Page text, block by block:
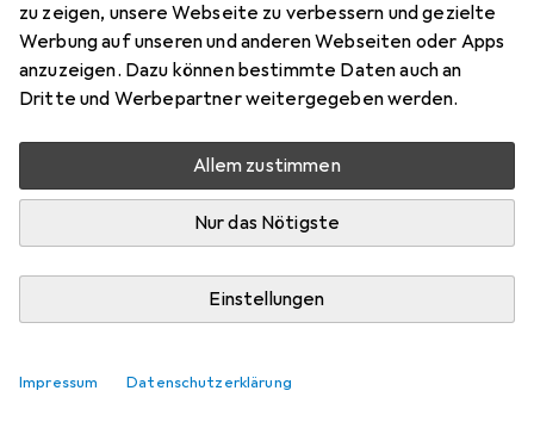
zu zeigen, unsere Webseite zu verbessern und gezielte
Werbung auf unseren und anderen Webseiten oder Apps
anzuzeigen. Dazu können bestimmte Daten auch an
Dritte und Werbepartner weitergegeben werden.
Allem zustimmen
Nur das Nötigste
Einstellungen
Impressum Datenschutzerklärung
Bewertungen Marke
Mehr von TCM
Zwischen Mi, 19.8. und Sa, 22.8. geliefert
Benachrichtigen, wenn schneller verfügbar
Lieferort angeben für genaue Lieferzeit